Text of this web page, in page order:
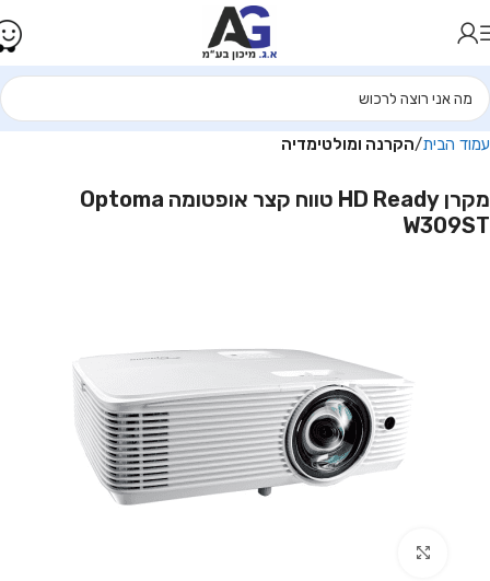
עמוד הבית הקרנה ומולטימדיה
מקרן HD Ready טווח קצר אופטומה Optoma
W309ST